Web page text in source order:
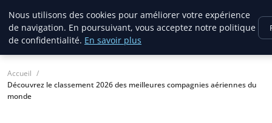
France Evasion
Accueil
Découvrez le classement 2026 des meilleures compagnies aériennes du
monde
Nous utilisons des cookies pour améliorer votre expérience
de navigation. En poursuivant, vous acceptez notre politique
de confidentialité. En savoir plus